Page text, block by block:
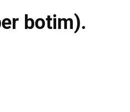
botim).